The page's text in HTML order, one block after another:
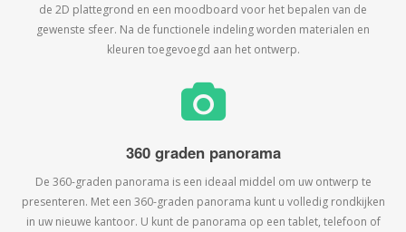
de 2D plattegrond en een moodboard voor het bepalen van de
gewenste sfeer. Na de functionele indeling worden materialen en
kleuren toegevoegd aan het ontwerp.
360 graden panorama
De 360-graden panorama is een ideaal middel om uw ontwerp te
presenteren. Met een 360-graden panorama kunt u volledig rondkijken
in uw nieuwe kantoor. U kunt de panorama op een tablet, telefoon of